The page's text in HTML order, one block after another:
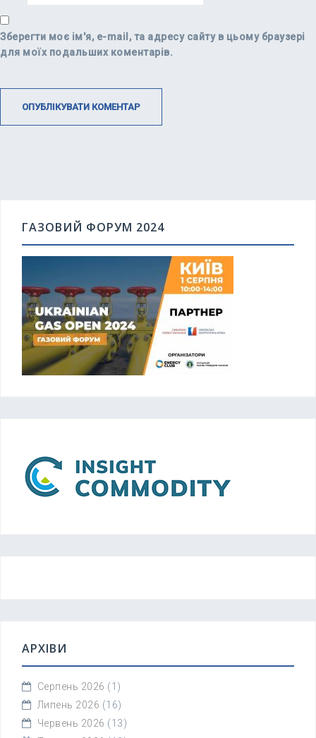
Зберегти моє ім'я, e-mail, та адресу сайту в цьому браузері
для моїх подальших коментарів.
ГАЗОВИЙ ФОРУМ 2024
АРХІВИ
Серпень 2026 (1)
Липень 2026 (16)
Червень 2026 (13)